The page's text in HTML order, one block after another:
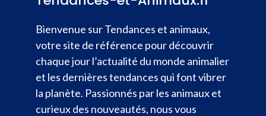
Bienvenue sur Tendances et animaux,
votre site de référence pour découvrir
chaque jour l’actualité du monde animalier
et les dernières tendances qui font vibrer
la planète. Passionnés par les animaux et
curieux des nouveautés, nous vous